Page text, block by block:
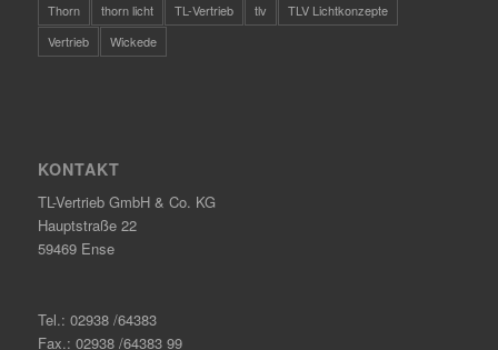
Thorn
thorn licht TL-Vertrieb tlv
TLV Lichtkonzepte
Vertrieb
Wickede
KONTAKT
TL-Vertrieb GmbH & Co. KG
Hauptstraße 22
59469 Ense
Tel.: 02938 /64383
Fax.: 02938 /64383 99